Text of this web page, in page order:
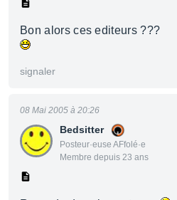
Bon alors ces editeurs ???
signaler
Bedsitter
Posteur·euse AFfolé·e
Membre depuis 23 ans
08 Mai 2005 à 20:26